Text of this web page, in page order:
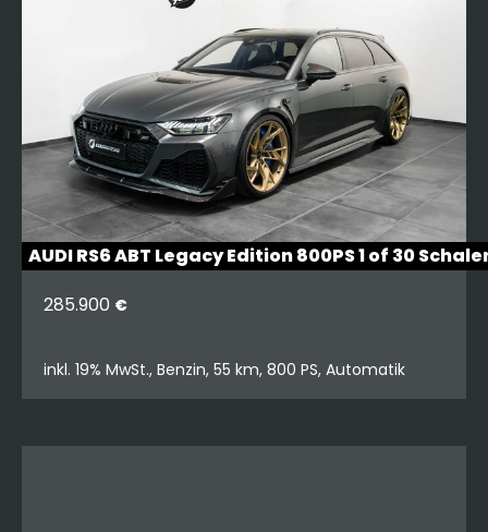
AUDI RS6 ABT Legacy Edition 800PS 1 of 30
285.900 €
inkl. 19% MwSt., Benzin, 55 km, 800 PS, Automatik